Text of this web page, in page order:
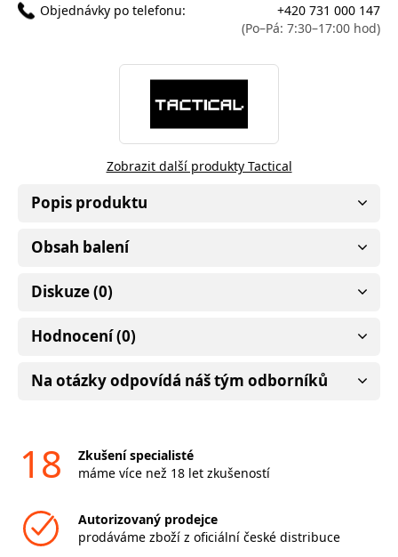
Objednávky po telefonu:
+420 731 000 147
(Po–Pá: 7:30–17:00 hod)
Zobrazit další produkty Tactical
Popis produktu
Obsah balení
Diskuze (0)
Hodnocení (0)
Na otázky odpovídá náš tým odborníků
18
Zkušení specialisté
máme více než 18 let zkušeností
Autorizovaný prodejce
prodáváme zboží z oficiální české distribuce